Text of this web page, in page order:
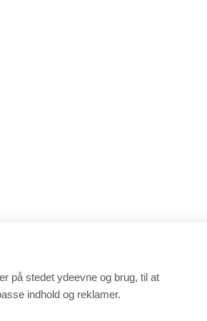
på stedet ydeevne og brug, til at
indhold og reklamer.